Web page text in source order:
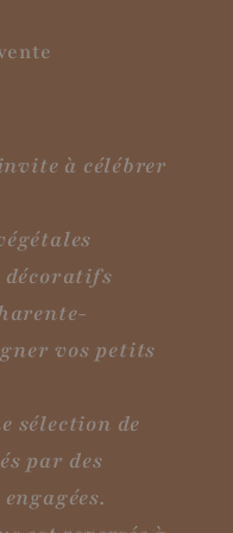
à célébrer
décoratifs
vos petits
sélection de
par des